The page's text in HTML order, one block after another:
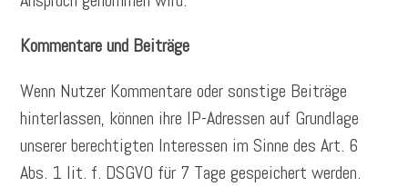
Kommentare und Beiträge
Wenn Nutzer Kommentare oder sonstige Beiträge
hinterlassen, können ihre IP-Adressen auf Grundlage
unserer berechtigten Interessen im Sinne des Art. 6
Abs. 1 lit. f. DSGVO für 7 Tage gespeichert werden.